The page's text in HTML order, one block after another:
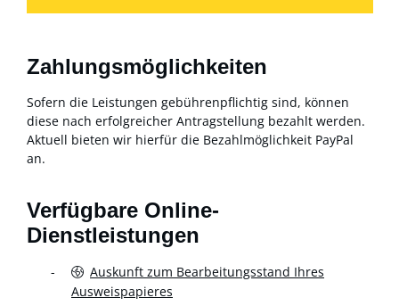
Zahlungsmöglichkeiten
Sofern die Leistungen gebührenpflichtig sind, können
diese nach erfolgreicher Antragstellung bezahlt werden.
Aktuell bieten wir hierfür die Bezahlmöglichkeit PayPal
an.
Verfügbare Online-
Dienstleistungen
Auskunft zum Bearbeitungsstand Ihres
Ausweispapieres